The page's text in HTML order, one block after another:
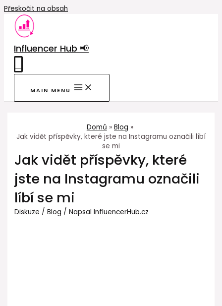
Přeskočit na obsah
Influencer Hub 📢
MAIN MENU
Domů
Blog
Jak vidět příspěvky, které jste na Instagramu označili líbí
se mi
Jak vidět příspěvky, které
jste na Instagramu označili
líbí se mi
Diskuze /Blog / NapsalInfluencerHub.cz